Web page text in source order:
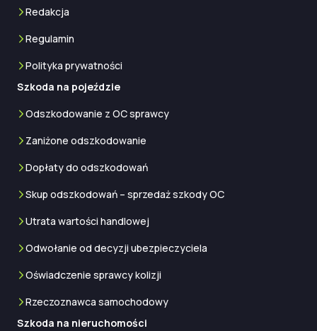
Redakcja
Regulamin
Polityka prywatności
Szkoda na pojeździe
Odszkodowanie z OC sprawcy
Zaniżone odszkodowanie
Dopłaty do odszkodowań
Skup odszkodowań – sprzedaż szkody OC
Utrata wartości handlowej
Odwołanie od decyzji ubezpieczyciela
Oświadczenie sprawcy kolizji
Rzeczoznawca samochodowy
Szkoda na nieruchomości